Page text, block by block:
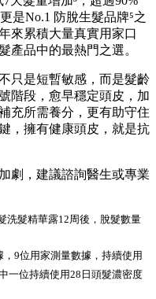
是No.1 防脫生髮品牌⁵之
來累積大量真實用家口
產品中的最熱門之選。
只是短暫敏感，而是髮齡
階段，愈早穩定頭皮，加
充所需養分，更有助守住
，擁有健康頭皮，就是抗
劇，建議諮詢醫生或專業
洗髮精華露12周後，脫髮數量
9位用家測量數據，持續使用
一位持續使用28日頭髮濃密度